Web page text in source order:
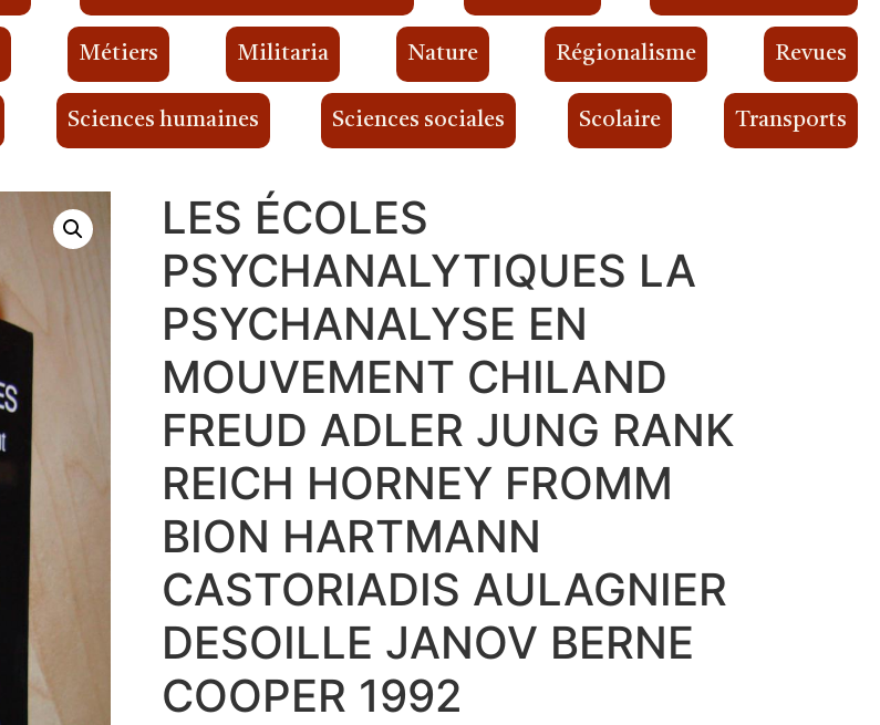
Métiers Militaria Nature Régionalisme Revues
Sciences humaines Sciences sociales Scolaire Transports
LES ÉCOLES
PSYCHANALYTIQUES LA
PSYCHANALYSE EN
MOUVEMENT CHILAND
FREUD ADLER JUNG RANK
REICH HORNEY FROMM
BION HARTMANN
CASTORIADIS AULAGNIER
DESOILLE JANOV BERNE
COOPER 1992